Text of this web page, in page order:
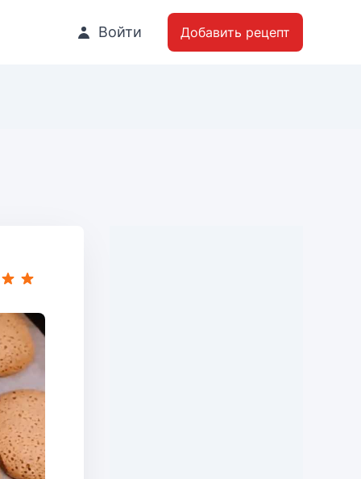
Войти Добавить рецепт